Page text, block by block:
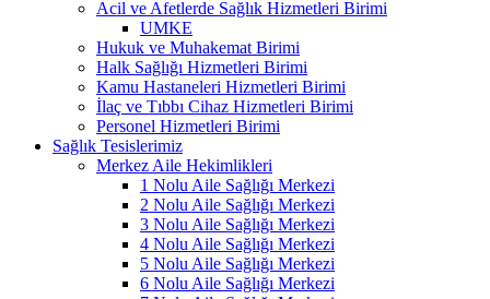
Acil ve Afetlerde Sağlık Hizmetleri Birimi
UMKE
Hukuk ve Muhakemat Birimi
Halk Sağlığı Hizmetleri Birimi
Kamu Hastaneleri Hizmetleri Birimi
İlaç ve Tıbbı Cihaz Hizmetleri Birimi
Personel Hizmetleri Birimi
Sağlık Tesislerimiz
Merkez Aile Hekimlikleri
1 Nolu Aile Sağlığı Merkezi
2 Nolu Aile Sağlığı Merkezi
3 Nolu Aile Sağlığı Merkezi
4 Nolu Aile Sağlığı Merkezi
5 Nolu Aile Sağlığı Merkezi
6 Nolu Aile Sağlığı Merkezi